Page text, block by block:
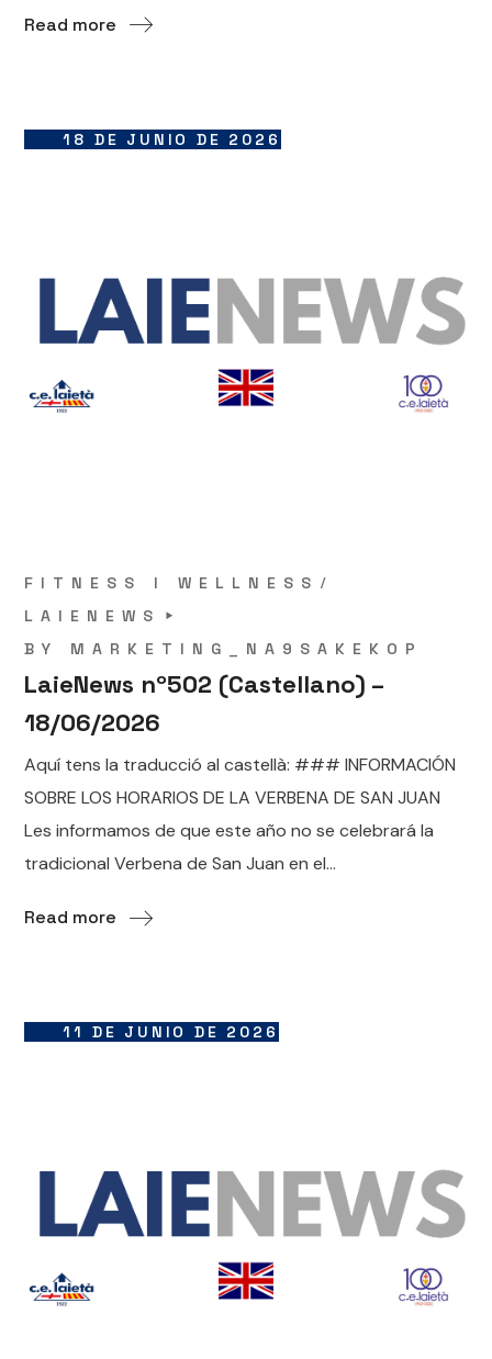
Read more
18 DE JUNIO DE 2026
FITNESS I WELLNESS
LAIENEWS
BY MARKETING_NA9SAKEKOP
LaieNews nº502 (Castellano) –
18/06/2026
Aquí tens la traducció al castellà: ### INFORMACIÓN
SOBRE LOS HORARIOS DE LA VERBENA DE SAN JUAN
Les informamos de que este año no se celebrará la
tradicional Verbena de San Juan en el...
Read more
11 DE JUNIO DE 2026